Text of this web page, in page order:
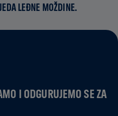
LEĐNE MOŽDINE.
I ODGURUJEMO SE ZA